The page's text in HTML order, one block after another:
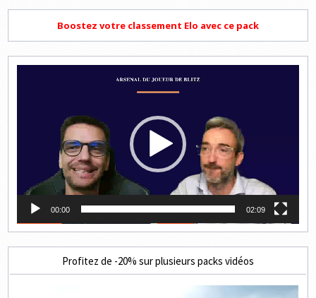
Boostez votre classement Elo avec ce pack
00:00 02:09
Profitez de -20% sur plusieurs packs vidéos